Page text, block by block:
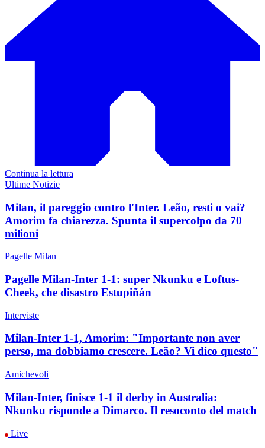
Continua la lettura
Ultime Notizie
Milan, il pareggio contro l'Inter. Leão, resti o vai?
Amorim fa chiarezza. Spunta il supercolpo da 70
milioni
Pagelle Milan
Pagelle Milan-Inter 1-1: super Nkunku e Loftus-
Cheek, che disastro Estupiñán
Interviste
Milan-Inter 1-1, Amorim: "Importante non aver
perso, ma dobbiamo crescere. Leão? Vi dico questo"
Amichevoli
Milan-Inter, finisce 1-1 il derby in Australia:
Nkunku risponde a Dimarco. Il resoconto del match
Live